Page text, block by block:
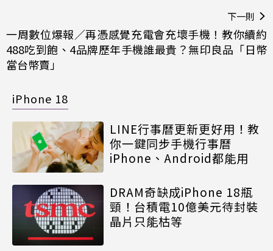
下一則
一周數位爆報／再憑感覺充電會充壞手機！教你續約
488吃到飽、4品牌歷年手機誰最貴？無印良品「日幣
當台幣賣」
iPhone 18
LINE行事曆更新更好用！教
你一鍵同步手機行事曆
iPhone、Android都能用
DRAM奇缺成iPhone 18瓶
頸！台積電10億美元待封裝
晶片只能枯等